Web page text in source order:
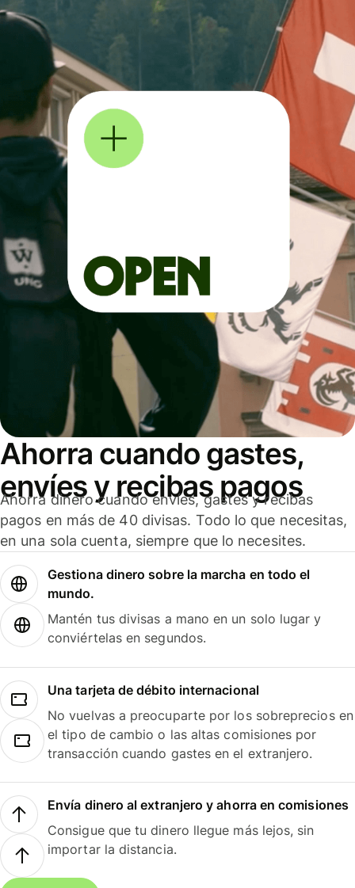
Ahorra cuando gastes,
envíes y recibas pagos
Ahorra dinero cuando envíes, gastes y recibas
pagos en más de 40 divisas. Todo lo que necesitas,
en una sola cuenta, siempre que lo necesites.
Gestiona dinero sobre la marcha en todo el
mundo.
Mantén tus divisas a mano en un solo lugar y
conviértelas en segundos.
Una tarjeta de débito internacional
No vuelvas a preocuparte por los sobreprecios en
el tipo de cambio o las altas comisiones por
transacción cuando gastes en el extranjero.
Envía dinero al extranjero y ahorra en comisiones
Consigue que tu dinero llegue más lejos, sin
importar la distancia.